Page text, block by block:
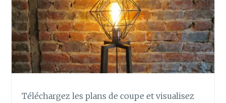
Téléchargez les plans de coupe et visualisez